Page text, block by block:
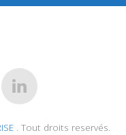
. Tout droits reservés.